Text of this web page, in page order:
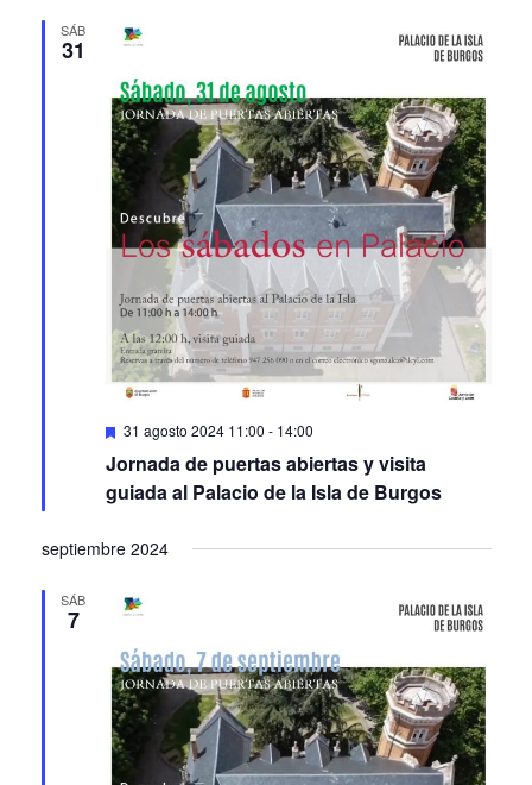
SÁB
31
Featured
31 agosto 2024 11:00 - 14:00
Jornada de puertas abiertas y visita
guiada al Palacio de la Isla de Burgos
septiembre 2024
SÁB
7